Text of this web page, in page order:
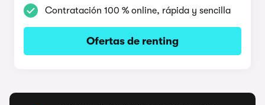
Contratación 100 % online, rápida y sencilla
Ofertas de renting